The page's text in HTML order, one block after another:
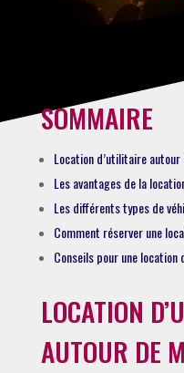
SOMMAIRE
Location d’utilitaire
Les avantages de la
Les différents types de
Comment réserver une
Conseils pour une
LOCATION
AUTOUR DE